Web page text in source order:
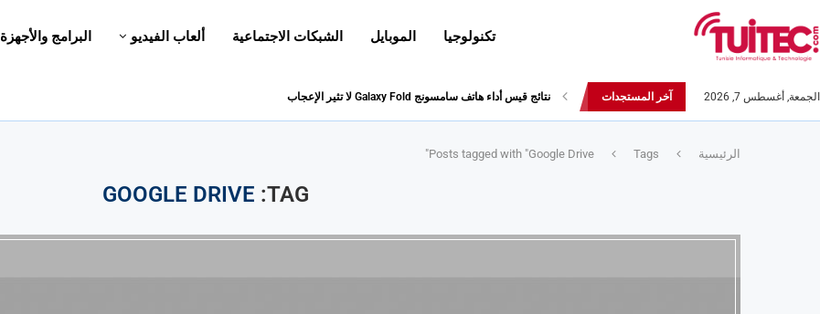
تكنولوجيا الموبايل الشبكات الاجتماعية ألعاب الفيديو البرامج والأجهزة
الجمعة, أغسطس 7, 2026 آخر المستجدات نتائج قيس أداء هاتف سامسونج Galaxy Fold لا تثير الإعجاب
الرئيسية Tags
Posts tagged with "Google Drive"
TAG:
GOOGLE DRIVE